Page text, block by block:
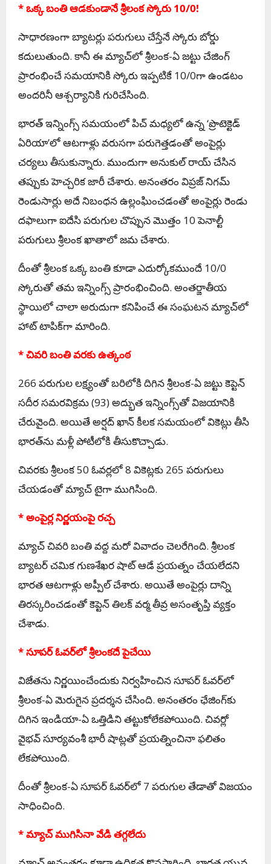
* ఒక్క బంతి ఆడకుండానే శ్రీలంక స్కోరు 10/0!
సాధారణంగా బ్యాటర్లు పరుగులు చేస్తేనే స్కోరు బోర్డు
కదులుతుంది. కానీ ఈ మ్యాచ్‌లో శ్రీలంక-ఏ జట్టు చేజింగ్
ప్రారంభించే సమయానికి స్కోరు ఇప్పటికే 10/0గా ఉండటం
అందరినీ ఆశ్చర్యానికి గురిచేసింది.
భారత్ ఇన్నింగ్స్ సమయంలో పిచ్ మధ్యలో ఉన్న ‘ప్రొటెక్టెడ్
ఏరియా’లో ఆటగాళ్లు వరుసగా పరుగెత్తడంతో అంపైర్లు
చర్యలు తీసుకున్నారు. ముందుగా అనుకుల్ రాయ్ చేసిన
తప్పుకు హెచ్చరిక జారీ చేశారు. అనంతరం విప్రజ్ నిగమ్
రెండుసార్లు అదే నిబంధన ఉల్లంఘించడంతో అంపైర్లు రెండు
దఫాలుగా ఐదేసి పరుగుల చొప్పున మొత్తం 10 పెనాల్టీ
పరుగులు శ్రీలంక ఖాతాలో జమ చేశారు.
దీంతో శ్రీలంక ఒక్క బంతి కూడా ఎదుర్కోకముందే 10/0
స్కోరుతో తమ ఇన్నింగ్స్ ప్రారంభించింది. అంతర్జాతీయ
స్థాయిలో చాలా అరుదుగా కనిపించే ఈ సంఘటన మ్యాచ్‌లో
హాట్ టాపిక్‌గా మారింది.
* చివరి బంతి వరకు ఉత్కంఠ
266 పరుగుల లక్ష్యంతో బరిలోకి దిగిన శ్రీలంక-ఏ జట్టు కెప్టెన్
సదీర సమరవిక్రమ (93) అద్భుత ఇన్నింగ్స్‌తో విజయానికి
చేరువైంది. అయితే అర్షద్ ఖాన్ కీలక సమయంలో వికెట్లు తీసి
భారత్‌ను మళ్లీ పోటీలోకి తీసుకొచ్చాడు.
చివరకు శ్రీలంక 50 ఓవర్లలో 8 వికెట్లకు 265 పరుగులు
చేయడంతో మ్యాచ్ టైగా ముగిసింది.
* అంపైర్ల నిర్ణయంపై రచ్చ
మ్యాచ్ చివరి బంతి వద్ద మరో వివాదం చెలరేగింది. శ్రీలంక
బ్యాటర్ చమిక గుణశేఖర షాట్ ఆడే ప్రయత్నం చేయలేదని
భారత ఆటగాళ్లు అప్పీల్ చేశారు. అయితే అంపైర్లు దాన్ని
తిరస్కరించడంతో కెప్టెన్ తిలక్ వర్మ తీవ్ర అసంతృప్తి వ్యక్తం
చేశాడు.
* సూపర్ ఓవర్‌లో శ్రీలంకదే పైచేయి
విజేతను నిర్ణయించేందుకు నిర్వహించిన సూపర్ ఓవర్‌లో
శ్రీలంక-ఏ మెరుగైన ప్రదర్శన చేసింది. అనంతరం ఛేజింగ్‌కు
దిగిన ఇండియా-ఏ ఒత్తిడిని తట్టుకోలేకపోయింది. చివర్లో
వైభవ్ సూర్యవంశీ భారీ షాట్లతో ప్రయత్నించినా ఫలితం
లేకపోయింది.
దీంతో శ్రీలంక-ఏ సూపర్ ఓవర్‌లో 7 పరుగుల తేడాతో విజయం
సాధించింది.
* మ్యాచ్ ముగిసినా వేడి తగ్గలేదు